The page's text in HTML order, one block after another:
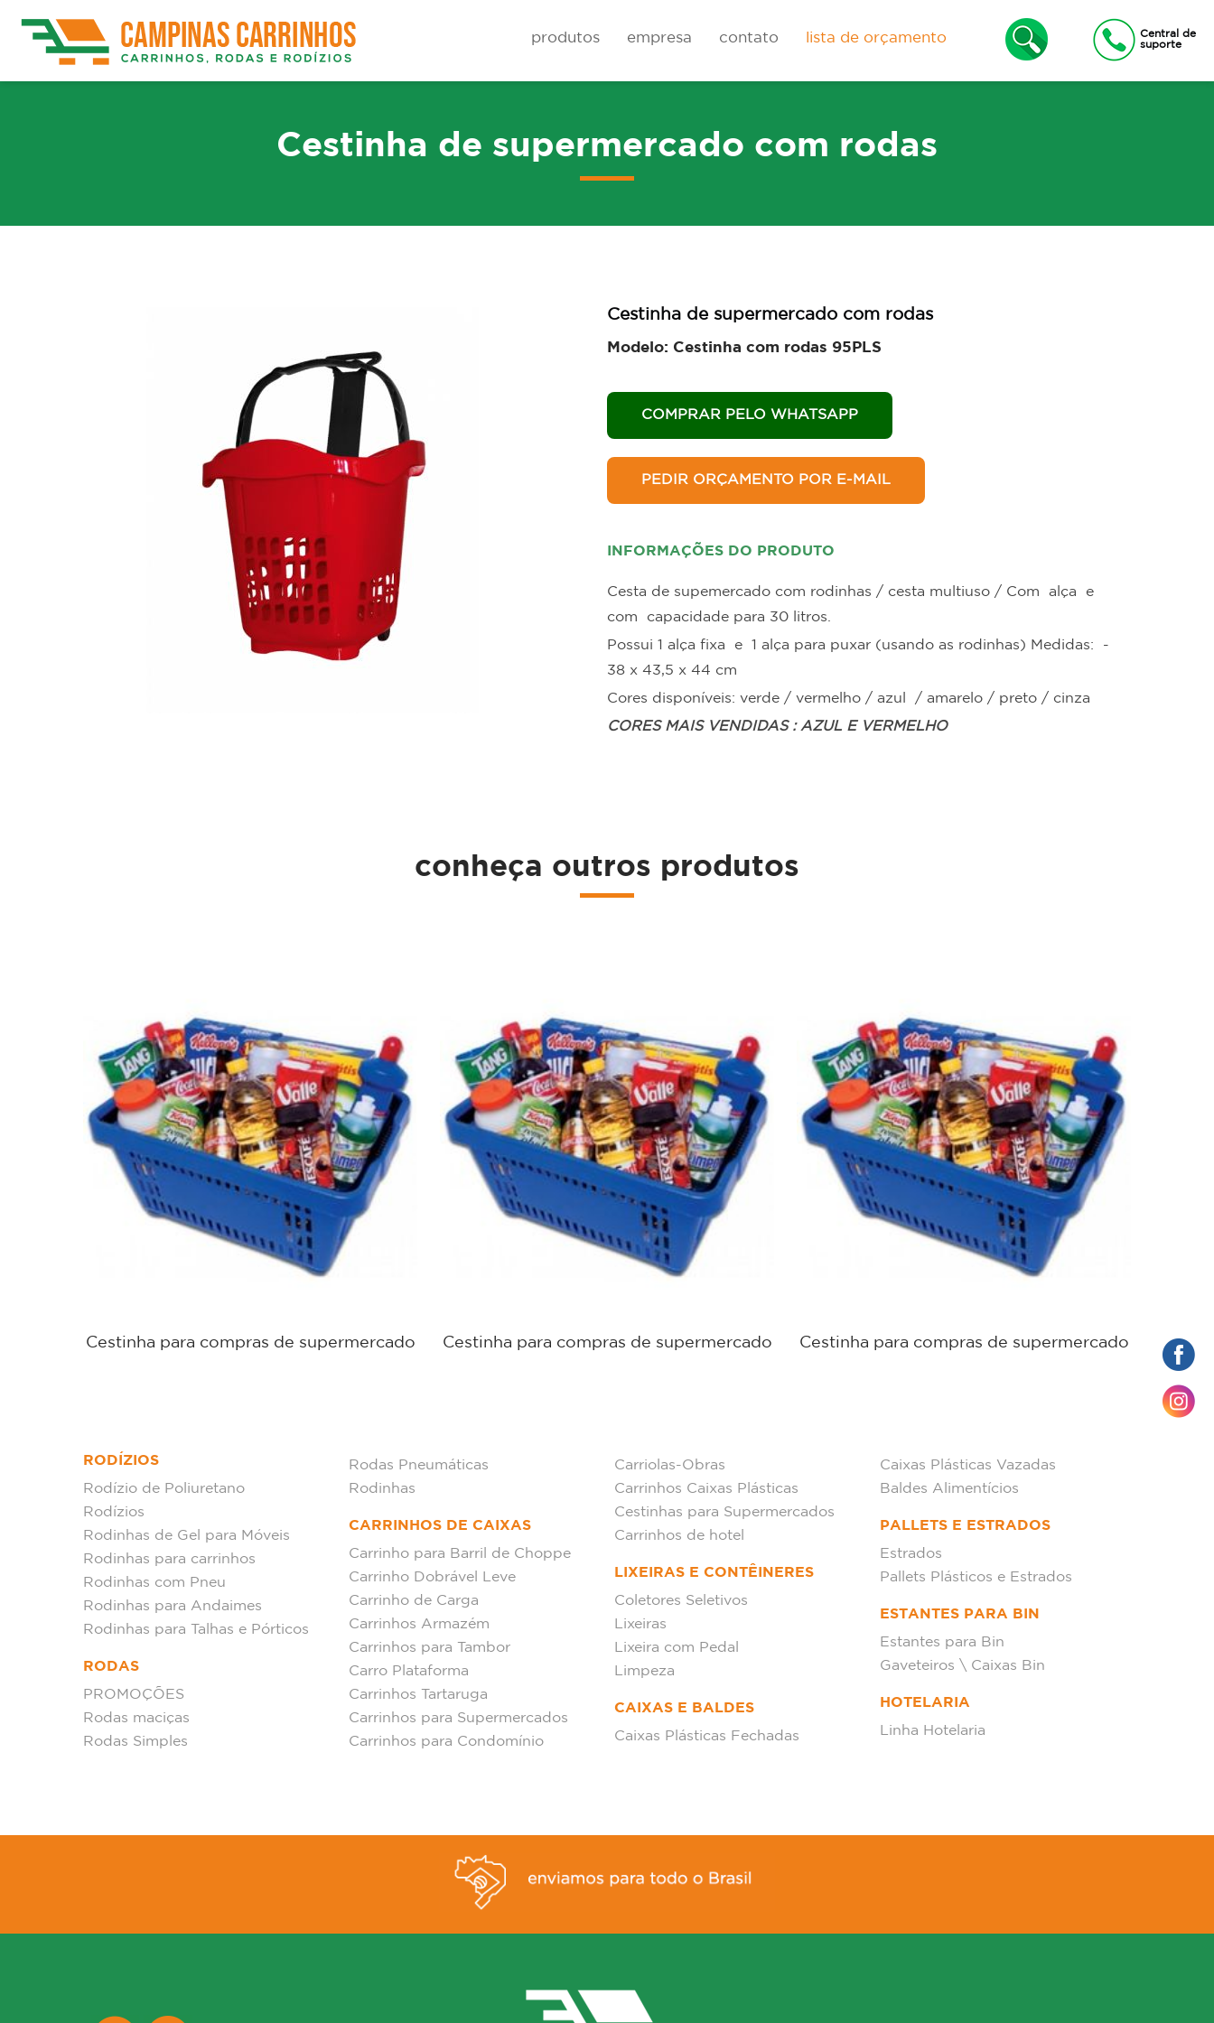
Central de
suporte
produtos
Pallets e Estrados Estantes para Bin
empresa contato lista de orçamento
Cestinha de supermercado com rodas
Cestinha de supermercado com rodas
Modelo: Cestinha com rodas 95PLS
COMPRAR PELO WHATSAPP
PEDIR ORÇAMENTO POR E-MAIL
INFORMAÇÕES DO PRODUTO
Cesta de supemercado com rodinhas / cesta multiuso / Com alça e
com capacidade para 30 litros.
Possui 1 alça fixa e 1 alça para puxar (usando as rodinhas) Medidas: -
38 x 43,5 x 44 cm
Cores disponíveis: verde / vermelho / azul / amarelo / preto / cinza
CORES MAIS VENDIDAS : AZUL E VERMELHO
conheça outros produtos
Cestinha para compras de supermercado Cestinha para compras de supermercado Cestinha para compras de supermercado
RODÍZIOS
Rodízio de Poliuretano
Rodízios
Rodinhas de Gel para Móveis
Rodinhas para carrinhos
Rodinhas com Pneu
Rodinhas para Andaimes
Rodinhas para Talhas e Pórticos
RODAS
PROMOÇÕES
Rodas maciças
Rodas Simples
Rodas Pneumáticas
Rodinhas
CARRINHOS DE CAIXAS
Carrinho para Barril de Choppe
Carrinho Dobrável Leve
Carrinho de Carga
Carrinhos Armazém
Carrinhos para Tambor
Carro Plataforma
Carrinhos Tartaruga
Carrinhos para Supermercados
Carrinhos para Condomínio
Carriolas-Obras
Carrinhos Caixas Plásticas
Cestinhas para Supermercados
Carrinhos de hotel
LIXEIRAS E CONTÊINERES
Coletores Seletivos
Lixeiras
Lixeira com Pedal
Limpeza
CAIXAS E BALDES
Caixas Plásticas Fechadas
Caixas Plásticas Vazadas
Baldes Alimentícios
PALLETS E ESTRADOS
Estrados
Pallets Plásticos e Estrados
ESTANTES PARA BIN
Estantes para Bin
Gaveteiros \ Caixas Bin
HOTELARIA
Linha Hotelaria